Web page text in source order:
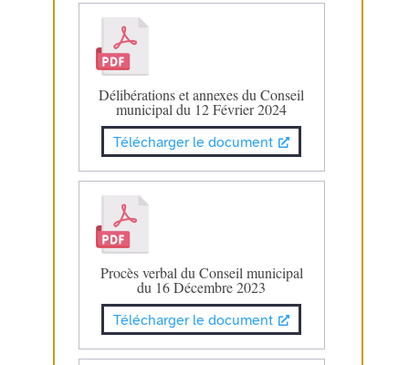
Délibérations et annexes du Conseil
municipal du 12 Février 2024
Télécharger le document
Procès verbal du Conseil municipal
du 16 Décembre 2023
Télécharger le document